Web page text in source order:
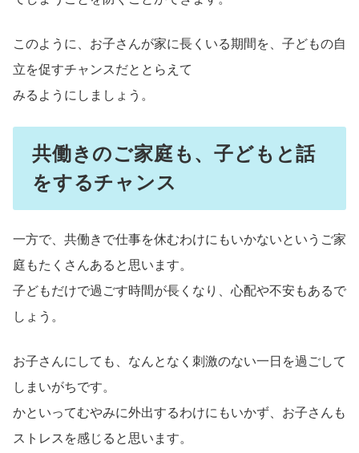
このように、お子さんが家に長くいる期間を、子どもの自
立を促すチャンスだととらえて
みるようにしましょう。
共働きのご家庭も、子どもと話
をするチャンス
一方で、共働きで仕事を休むわけにもいかないというご家
庭もたくさんあると思います。
子どもだけで過ごす時間が長くなり、心配や不安もあるで
しょう。
お子さんにしても、なんとなく刺激のない一日を過ごして
しまいがちです。
かといってむやみに外出するわけにもいかず、お子さんも
ストレスを感じると思います。